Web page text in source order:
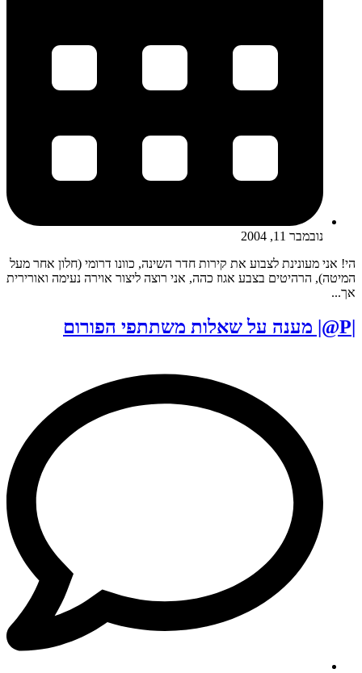
נובמבר 11, 2004
הי! אני מעונינת לצבוע את קירות חדר השינה, כוונו דרומי (חלון אחר מעל
המיטה), הרהיטים בצבע אגוז כהה, אני רוצה ליצור אוירה נעימה ואורירית
אך...